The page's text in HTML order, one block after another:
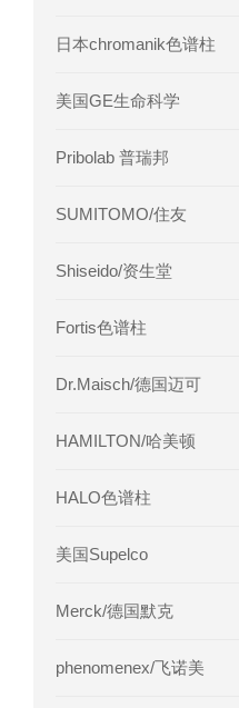
日本chromanik色谱柱
美国GE生命科学
Pribolab 普瑞邦
SUMITOMO/住友
Shiseido/资生堂
Fortis色谱柱
Dr.Maisch/德国迈可
HAMILTON/哈美顿
HALO色谱柱
美国Supelco
Merck/德国默克
phenomenex/飞诺美